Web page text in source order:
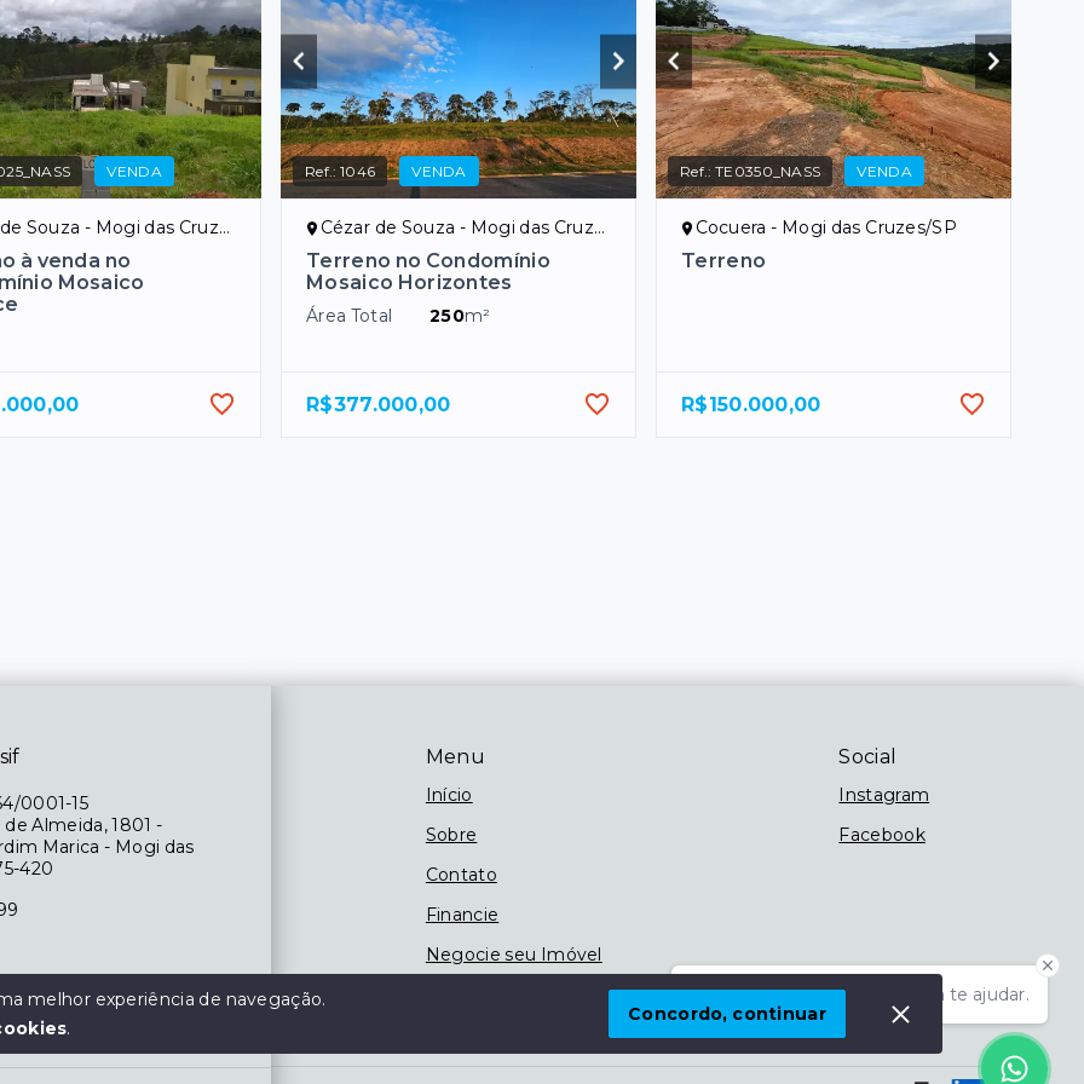
VENDA
Souza - Mogi das Cruzes/SP
à venda no
Mosaico
Ref.:1046 VENDA
Cézar de Souza - Mogi das Cruzes/SP
Terreno no Condomínio
Mosaico Horizontes
Área Total 250m²
R$377.000,00
Ref.:TE0350_NASS VENDA
Cocuera - Mogi das Cruzes/SP
Terreno
R$150.000,00
Olá! Estamos disponíveis para te ajudar.
Menu
Início
Sobre
Contato
Financie
Negocie seu Imóvel
Social
Instagram
Facebook
0001-15
Almeida, 1801 -
Marica - Mogi das
420
das 09h às 18h,
13h
melhor experiência de navegação.
.
Concordo, continuar